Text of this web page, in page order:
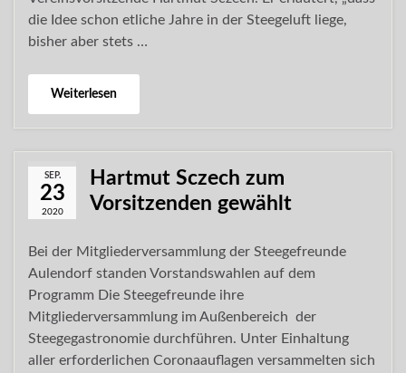
die Idee schon etliche Jahre in der Steegeluft liege,
bisher aber stets …
Weiterlesen
SEP.
23
2020
Hartmut Sczech zum
Vorsitzenden gewählt
Bei der Mitgliederversammlung der Steegefreunde
Aulendorf standen Vorstandswahlen auf dem
Programm Die Steegefreunde ihre
Mitgliederversammlung im Außenbereich der
Steegegastronomie durchführen. Unter Einhaltung
aller erforderlichen Coronaauflagen versammelten sich